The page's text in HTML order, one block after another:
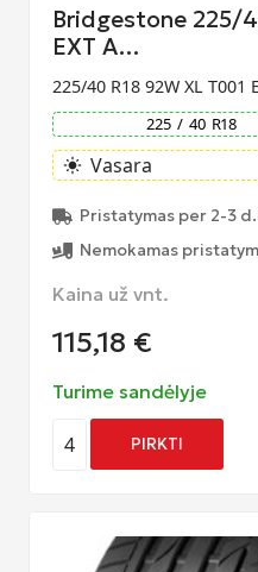
Bridgestone 225/
EXT A…
225/40 R18 92W XL T001
225 / 40 R18
light_mode Vasara
Pristatymas per 2-3
Nemokamas
Kaina už vnt.
115,18 €
Turime sandėlyje
4 PIRKTI